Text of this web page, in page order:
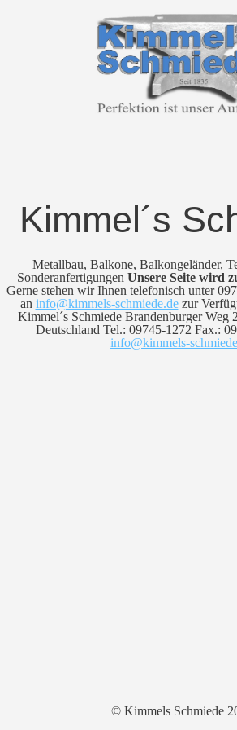
Kimmel´s
Metallbau, Balkone, Balkongeländer,
Sonderanfertigungen Unsere Seite wird
Gerne stehen wir Ihnen telefonisch unter
an info@kimmels-schmiede.dezur
Kimmel´s Schmiede Brandenburger Weg
Deutschland Tel.: 09745-1272 Fax.:
info@kimmels-
© Kimmels Schmiede